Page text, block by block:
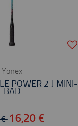
Yonex
POWER 2 J MINI-
BAD
€ 16,20 €